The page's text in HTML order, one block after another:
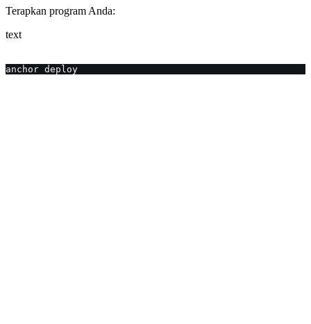
Terapkan program Anda:
text
anchor deploy